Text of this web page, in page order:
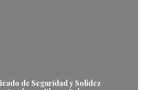
de Seguridad y Solidez